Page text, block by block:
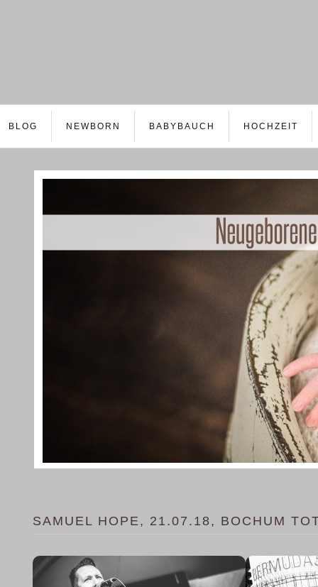
BLOG NEWBORN BABYBAUCH HOCHZEIT
SAMUEL HOPE, 21.07.18, BOCHUM